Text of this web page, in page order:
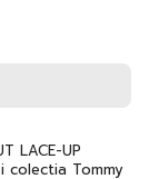
LACE-UP
colectia Tommy